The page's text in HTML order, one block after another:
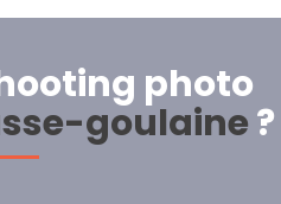
photo
goulaine?